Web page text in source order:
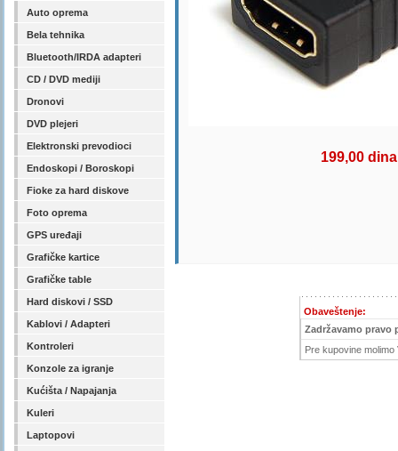
Auto oprema
Bela tehnika
Bluetooth/IRDA adapteri
CD / DVD mediji
Dronovi
DVD plejeri
Elektronski prevodioci
Endoskopi / Boroskopi
Fioke za hard diskove
Foto oprema
GPS uređaji
Grafičke kartice
Grafičke table
Hard diskovi / SSD
Kablovi / Adapteri
Kontroleri
Konzole za igranje
Kućišta / Napajanja
Kuleri
Laptopovi
199,00
Obaveštenje:
Zadržavamo pravo
Pre kupovine